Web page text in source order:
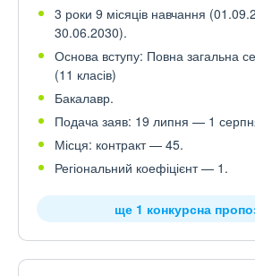
3 роки 9 місяців навчання
30.06.2030).
Основа вступу: Повна загальна
(11 класів)
Бакалавр.
Подача заяв: 19 липня — 1
Місця: контракт — 45.
Регіональний коефіцієнт — 1.
ще 1 конкурсна